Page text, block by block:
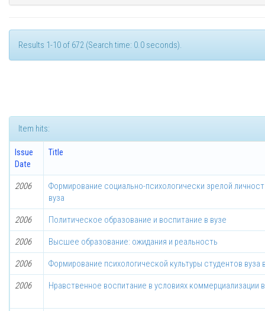
Results 1-10 of 672 (Search time: 0.0 seconds).
Item hits:
Issue
Date
Title
2006
Формирование социально-психологически зрелой
вуза
2006 Политическое образование и воспитание в вузе
2006 Высшее образование: ожидания и реальность
2006 Формирование психологической культуры студентов вуза
2006 Нравственное воспитание в условиях коммерциализации